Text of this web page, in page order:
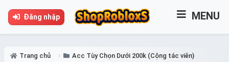
Đăng nhập MENU
Trang chủ
Acc Tùy Chọn Dưới 200k (Cộng tác viên)